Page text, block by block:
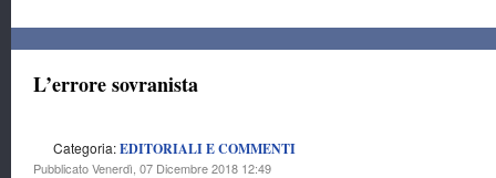
L’errore sovranista
Categoria:EDITORIALI E COMMENTI
Pubblicato Venerdì, 07 Dicembre 2018 12:49